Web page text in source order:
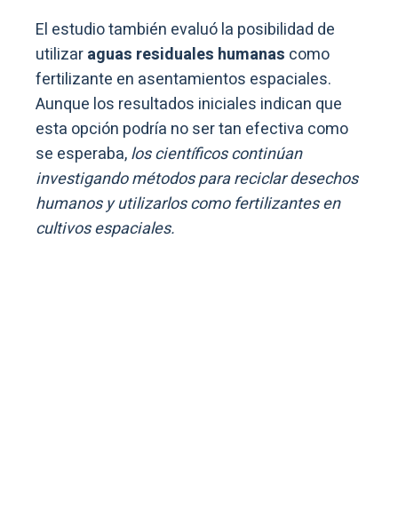
El estudio también evaluó la posibilidad de
utilizaraguas residuales humanas como
fertilizante en asentamientos espaciales.
Aunque los resultados iniciales indican que
esta opción podría no ser tan efectiva como
se esperaba,los científicos continúan
investigando métodos para reciclar desechos
humanos y utilizarlos como fertilizantes en
cultivos espaciales.